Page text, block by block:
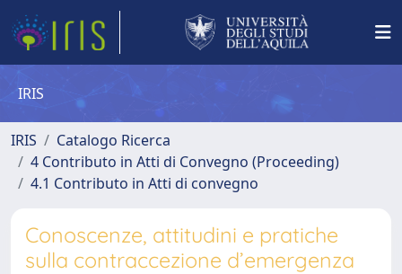
IRIS
IRIS
Catalogo Ricerca
4 Contributo in Atti di Convegno (Proceeding)
4.1 Contributo in Atti di convegno
Conoscenze, attitudini e pratiche
sulla contraccezione d’emergenza